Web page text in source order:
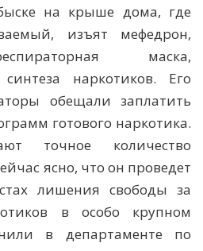
на крыше дома, где
изъят мефедрон,
маска,
наркотиков. Его
обещали заплатить
готового наркотика.
точное количество
ясно, что он проведет
лишения свободы за
в особо крупном
в департаменте по